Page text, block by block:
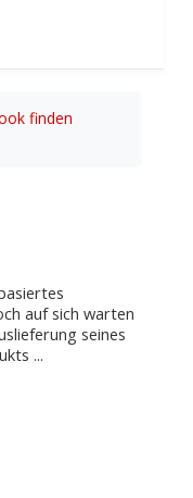
finden
auf sich warten
seines
...